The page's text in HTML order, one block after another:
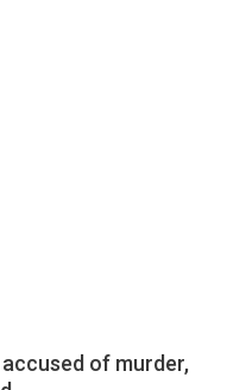
of murder,